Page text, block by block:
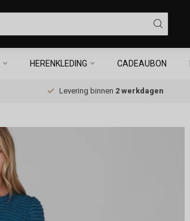
HERENKLEDING CADEAUBON
Levering binnen 2 werkdagen